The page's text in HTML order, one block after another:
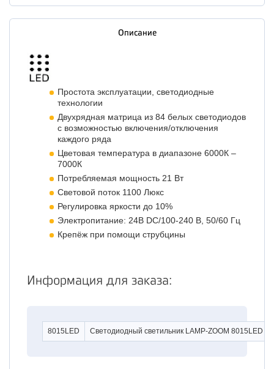
Описание
Простота эксплуатации, светодиодные
технологии
Двухрядная матрица из 84 белых светодиодов
с возможностью включения/отключения
каждого ряда
Цветовая температура в диапазоне 6000К –
7000К
Потребляемая мощность 21 Вт
Световой поток 1100 Люкс
Регулировка яркости до 10%
Электропитание: 24В DC/100-240 В, 50/60 Гц
Крепёж при помощи струбцины
Информация для заказа:
8015LED Светодиодный светильник LAMP-ZOOM 8015LED